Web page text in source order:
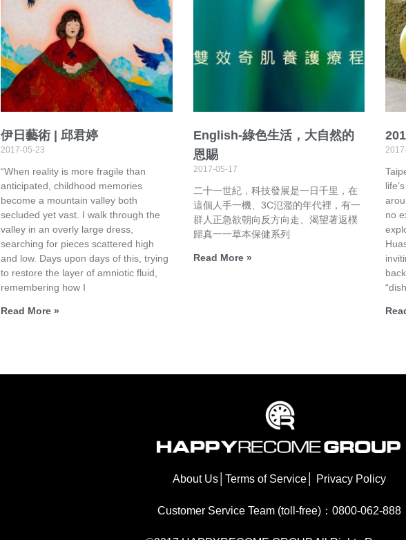
伊日藝術 | 邱君婷
2017-05-23
“When reality is more fragile than
anticipated, childhood memories
become a mountain valley both
secluded yet vast. I walk through the
valley in an overly large dress,
searching for pieces scattered high
and low. Days upon days of this, trying
to restore the layer of amniotic fluid,
remembering how I
Read More »
English-綠色生活，大自然的
恩賜
2017-05-17
二十一世紀，科技發展是一日千里，在
這個人手一機、3C氾濫的年代裡，有一
群人正急欲朝向反方向走、渴望著返樸
歸真一一草本保健系列
Read More »
no
About Us│ Terms of Service│ Privacy Policy
Customer Service Team (toll-free)：0800-062-888